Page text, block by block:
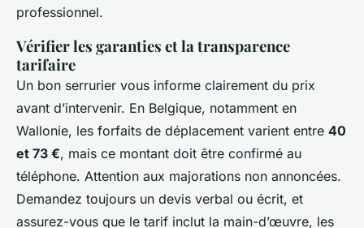
professionnel.
Vérifier les garanties et la transparence
tarifaire
Un bon serrurier vous informe clairement du prix
avant d’intervenir. En Belgique, notamment en
Wallonie, les forfaits de déplacement varient entre 40
et 73 €, mais ce montant doit être confirmé au
téléphone. Attention aux majorations non annoncées.
Demandez toujours un devis verbal ou écrit, et
assurez-vous que le tarif inclut la main-d’œuvre, les